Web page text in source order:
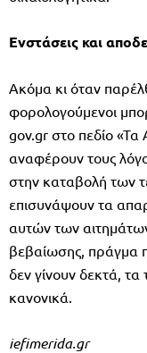
Ενστάσεις και
Ακόμα κι όταν
φορολογούμενοι
gov.gr στο πεδίο
αναφέρουν τους
στην καταβολή των
επισυνάψουν τα
αυτών των
βεβαίωσης, πράγμα
δεν γίνουν δεκτά,
κανονικά.
iefimerida.gr